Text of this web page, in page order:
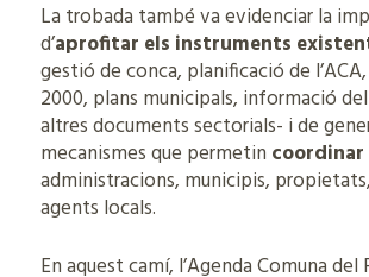
La trobada també va evidenciar la
d’aprofitar els instruments
gestió de conca, planificació de
2000, plans municipals, informació
altres documents sectorials- i de
mecanismes que permetin
administracions, municipis,
agents locals.
En aquest camí, l’Agenda Comuna del